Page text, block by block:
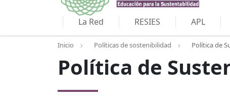
La Red RESIES APL
Inicio Políticas de sostenibilidad Política de
Política de